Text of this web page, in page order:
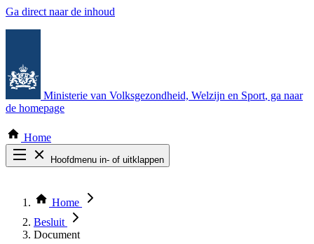
Ga direct naar de inhoud
Ministerie van Volksgezondheid, Welzijn en Sport, ga naar
de homepage
Home
Hoofdmenu in- of uitklappen
Thema COVID-19
Bekijk per bestuursorgaan
Home
Besluit
Document